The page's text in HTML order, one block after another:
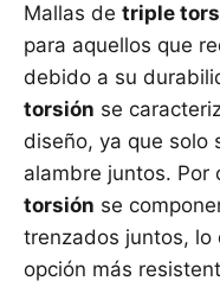
Mallas de triple
para aquellos que
debido a su
torsión se
diseño, ya que solo
alambre juntos. Por
torsión se
trenzados juntos, lo
opción más